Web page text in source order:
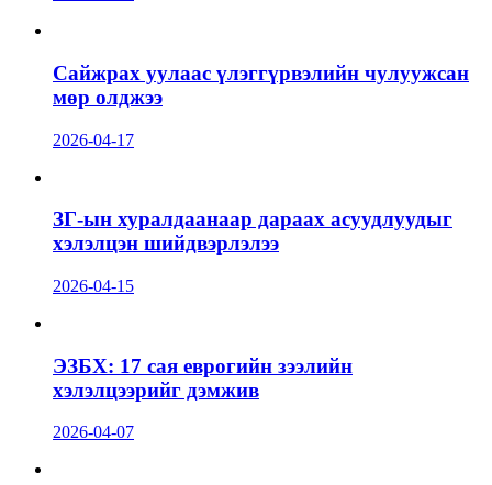
Сайжрах уулаас үлэггүрвэлийн чулуужсан
мөр олджээ
2026-04-17
ЗГ-ын хуралдаанаар дараах асуудлуудыг
хэлэлцэн шийдвэрлэлээ
2026-04-15
ЭЗБХ: 17 сая еврогийн зээлийн
хэлэлцээрийг дэмжив
2026-04-07